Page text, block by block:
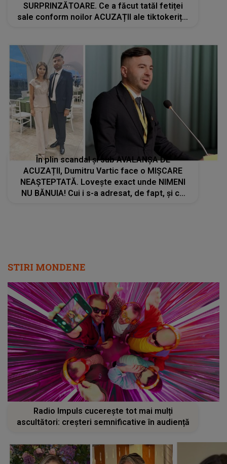
SURPRINZĂTOARE. Ce a făcut tatăl fetiței
sale conform noilor ACUZAȚII ale tiktokeriței
În plin scandal și sub AVALANȘA DE
ACUZAȚII, Dumitru Vartic face o MIȘCARE
NEAȘTEPTATĂ. Lovește exact unde NIMENI
NU BĂNUIA! Cui i s-a adresat, de fapt, și ce
STIRI MONDENE
Radio Impuls cucerește tot mai mulți
ascultători: creșteri semnificative în audiență